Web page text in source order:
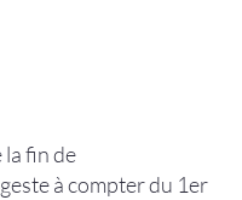
fin de
à compter du 1er